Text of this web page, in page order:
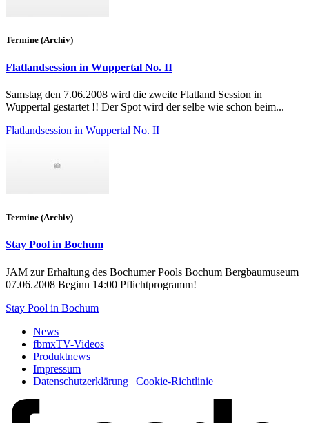
Termine (Archiv)
Flatlandsession in Wuppertal No. II
Samstag den 7.06.2008 wird die zweite Flatland Session in
Wuppertal gestartet !! Der Spot wird der selbe wie schon beim...
Flatlandsession in Wuppertal No. II
Termine (Archiv)
Stay Pool in Bochum
JAM zur Erhaltung des Bochumer Pools Bochum Bergbaumuseum
07.06.2008 Beginn 14:00 Pflichtprogramm!
Stay Pool in Bochum
News
fbmxTV-Videos
Produktnews
Impressum
Datenschutzerklärung | Cookie-Richtlinie